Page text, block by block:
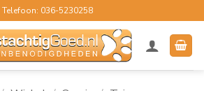
Telefoon: 036-5230258